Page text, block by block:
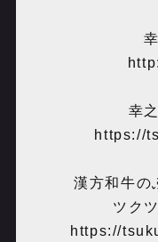
幸
https://
漢方和牛の
ツク
https://